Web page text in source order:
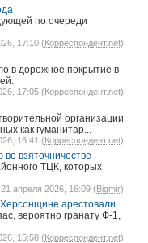
по очереди
17:10 (Корреспондент.net)
в дорожное покрытие в
17:05 (Корреспондент.net)
организации
как гуманитар...
16:41 (Корреспондент.net)
взяточничестве
ТЦК, которых
21 апреля 2026, 16:09 (Bigmir)
арестовали
вероятно гранату Ф-1,
15:58 (Корреспондент.net)